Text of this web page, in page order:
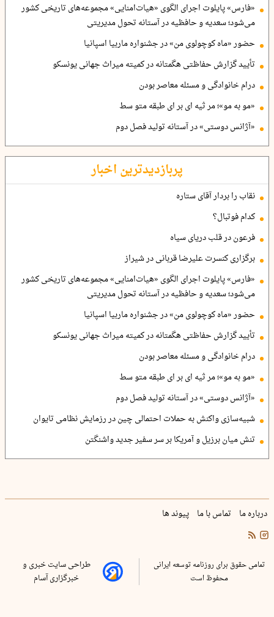
«فارس» پایلوت اجرای الگوی «هیات‌امنایی» مجموعه‌های تاریخی کشور
می‌شود؛ سعدیه و حافظیه در آستانه تحول مدیریتی
حضور «ماه کوچولوی من» در جشنواره ماربیا اسپانیا
تأیید گزارش حفاظتی هگمتانه در کمیته میراث جهانی یونسکو
درام خانوادگی و مسئله معاصر بودن
«مو به مو»؛ مر ثیه ای بر ای طبقه متو سط
«آژانس دوستی» در آستانه تولید فصل دوم
پربازدیدترین اخبار
نقاب را بردار آقای ستاره
کدام فوتبال؟
فرعون در قلب دریای سیاه
برگزاری کنسرت علیرضا قربانی در شیراز
«فارس» پایلوت اجرای الگوی «هیات‌امنایی» مجموعه‌های تاریخی کشور
می‌شود؛ سعدیه و حافظیه در آستانه تحول مدیریتی
حضور «ماه کوچولوی من» در جشنواره ماربیا اسپانیا
تأیید گزارش حفاظتی هگمتانه در کمیته میراث جهانی یونسکو
درام خانوادگی و مسئله معاصر بودن
«مو به مو»؛ مر ثیه ای بر ای طبقه متو سط
«آژانس دوستی» در آستانه تولید فصل دوم
شبیه‌سازی واکنش به حملات احتمالی چین در رزمایش نظامی تایوان
تنش میان برزیل و آمریکا بر سر سفیر جدید واشنگتن
درباره ما تماس با ما پیوند ها
تمامی حقوق برای روزنامه توسعه ایرانی
محفوظ است
طراحی سایت خبری و
خبرگزاری آسام